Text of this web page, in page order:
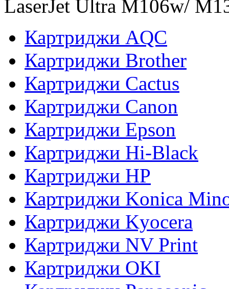
LaserJet Ultra M106w/
Картриджи AQC
Картриджи Brother
Картриджи Cactus
Картриджи Canon
Картриджи Epson
Картриджи Hi-Black
Картриджи HP
Картриджи Konica
Картриджи Kyocera
Картриджи NV Print
Картриджи OKI